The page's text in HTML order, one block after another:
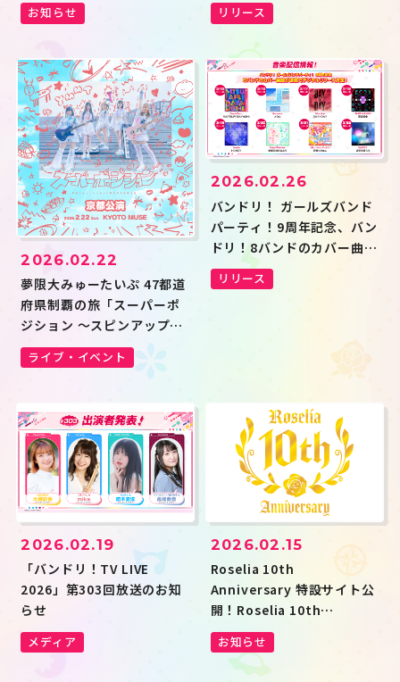
お知らせ リリース
のデジタルリリースが決
2026.02.22
ライブ・イベント
夢限大みゅーたいぷ 47都道
府県制覇の旅「スーパーポ
ジション 〜スピンアップ
編〜」京都公演のセットリ
ストプレイリストを公開！
2026.02.26
リリース
バンドリ！ ガールズバンド
パーティ！9周年記念、バン
ドリ！8バンドのカバー曲が
連続でデジタルリリース決
定！
2026.02.19
メディア
「バンドリ！TV LIVE
2026」第303回放送のお知
らせ
2026.02.15
お知らせ
Roselia 10th
Anniversary 特設サイト公
開！Roselia 10th
Anniversary Best
Album「Lehre der
Rose」収録楽曲のアンケー